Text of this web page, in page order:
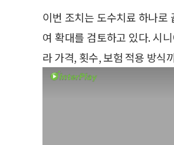
이번 조치는 도수치료 하나로
여 확대를 검토하고 있다. 시
라 가격, 횟수, 보험 적용 방식